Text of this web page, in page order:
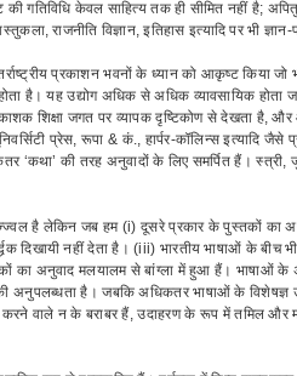
गतिविधि केवल साहित्य तक ही सीमित नहीं है;
राजनीति विज्ञान, इतिहास इत्यादि पर भी
प्रकाशन भवनों के ध्यान को आकृष्ट किया
है। यह उद्योग अधिक से अधिक व्यावसायिक होता
शिक्षा जगत पर व्यापक दृष्टिकोण से देखता है,
प्रेस, रूपा & कं., हार्पर-कॉलिन्स इत्यादि
‘कथा’ की तरह अनुवादों के लिए समर्पित हैं।
है लेकिन जब हम (i) दूसरे प्रकार के पुस्तकों का
दिखायी नहीं देता है। (iii) भारतीय भाषाओं के बीच
का अनुवाद मलयालम से बांग्ला में हुआ हैं।
है। जबकि अधिकतर भाषाओं के विशेषज्ञ
वाले न के बराबर हैं, उदाहरण के रूप में तमिल और